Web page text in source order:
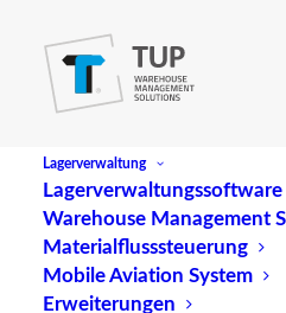
Lagerverwaltung
Lagerverwaltungssoftware
Warehouse Management
Materialflusssteuerung
Mobile Aviation System
Erweiterungen
Verladerampe